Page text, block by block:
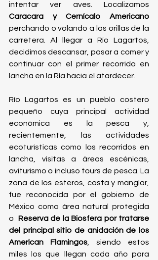
perchando o volando a las orillas de la
carretera.
Al
llegar a Río Lagartos,
decidimos descansar, pasar a comer y
continuar con el primer recorrido en
lancha en la Ría hacia el atardecer.
Río Lagartos es un pueblo costero
pequeño cuya principal actividad
económica es la pesca y,
recientemente, las actividades
ecoturísticas como los recorridos en
lancha, visitas a áreas escénicas,
aviturismo o incluso tours de pesca. La
zona de los esteros, costa y manglar,
fue reconocida por el gobierno de
México como área natural protegida
o Reserva de la Biosfera por tratarse
del principal sitio de anidación de los
American Flamingos , siendo estos
miles los que llegan cada año para